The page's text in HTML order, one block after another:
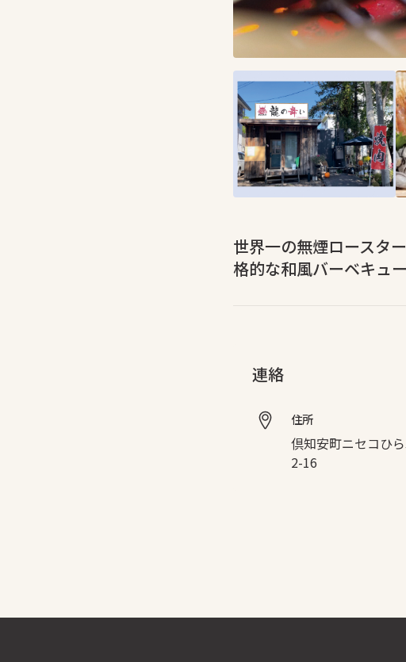
世界一の無煙ロースタ
格的な和風バーベキュ
連絡
住所
倶知安町ニセコひ
2-16